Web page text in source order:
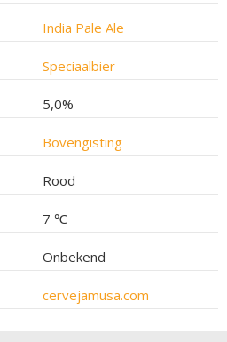
India Pale Ale
Speciaalbier
5,0%
Bovengisting
Rood
7 ℃
Onbekend
cervejamusa.com